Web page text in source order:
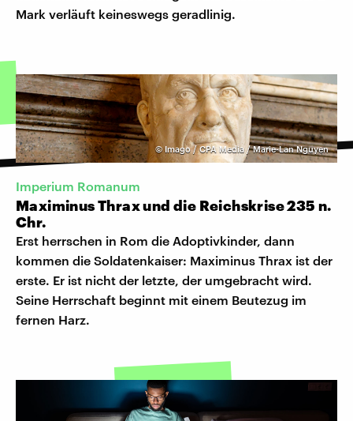
Mark verläuft keineswegs geradlinig.
©Imago / CPA Media / Marie-Lan Nguyen
Imperium Romanum
Maximinus Thrax und die Reichskrise 235 n.
Chr.
Erst herrschen in Rom die Adoptivkinder, dann
kommen die Soldatenkaiser: Maximinus Thrax ist der
erste. Er ist nicht der letzte, der umgebracht wird.
Seine Herrschaft beginnt mit einem Beutezug im
fernen Harz.